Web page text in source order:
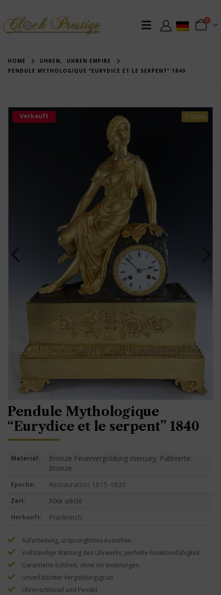
0
HOME UHREN,
UHREN EMPIRE
PENDULE MYTHOLOGIQUE “EURYDICE ET LE SERPENT” 1840
9 fotos
Verkauft
Pendule Mythologique
“Eurydice et le serpent” 1840
Material:
Bronze Feuervergoldung mercury, Patinierte
Bronze
Epoche: Restauration 1815-1830
Zeit: XIXe siècle
Herkunft: Frankreich
Aufarbeitung, ursprüngliches Aussehen.
Vollständige Wartung des Uhrwerks, perfekte Funktionsfähigkeit.
Garantierte Echtheit, ohne Veränderungen.
Unverfälschter Vergoldungsgrad.
Uhrenschlüssel und Pendel